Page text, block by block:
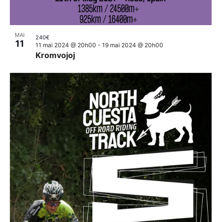
MAI
11
Kromvojoj
11 mai 2024 @ 20h00 - 19 mai 2024 @ 20h00
240€